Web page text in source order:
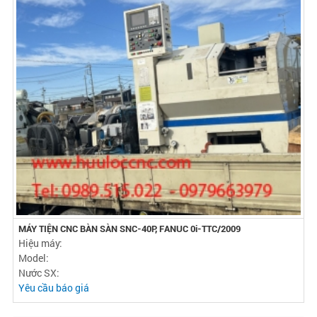
MÁY TIỆN CNC BÀN SÀN SNC-40P, FANUC 0i-TTC/2009
Hiệu máy:
Model:
Nước SX:
Yêu cầu báo giá